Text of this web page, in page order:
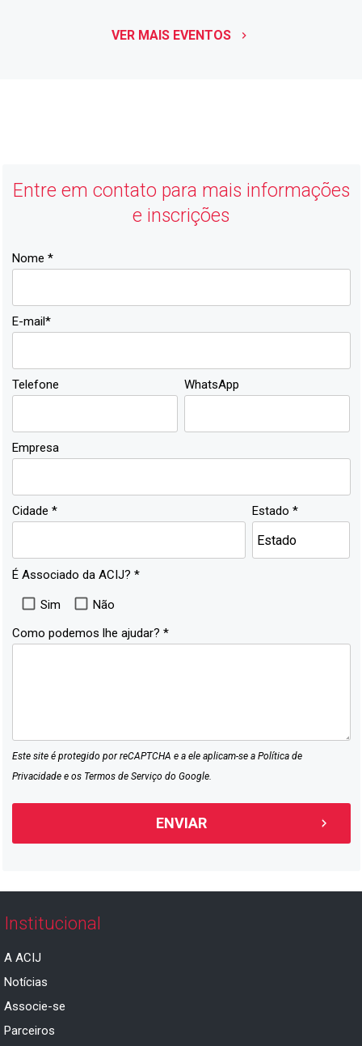
keyboard_arrow_right
VER MAIS EVENTOS
Entre em contato para mais informações
e inscrições
Nome *
E-mail*
Telefone WhatsApp
Empresa
Cidade * Estado *
É Associado da ACIJ? *
Sim
Não
Como podemos lhe ajudar? *
Este site é protegido por reCAPTCHA e a ele aplicam-se a Política de
Privacidadee os Termos de Serviço do Google.
Institucional
A ACIJ
Notícias
Associe-se
Parceiros